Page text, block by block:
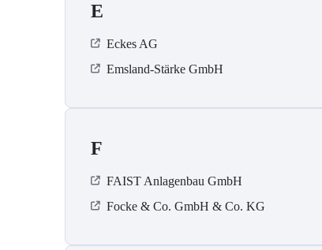
E
Eckes AG
Emsland-Stärke GmbH
F
FAIST Anlagenbau GmbH
Focke & Co. GmbH & Co. KG